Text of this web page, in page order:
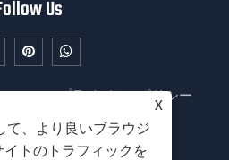
Us
XML プライバシーポリシー
X
て、より良いブラウジ
トのトラフィックを